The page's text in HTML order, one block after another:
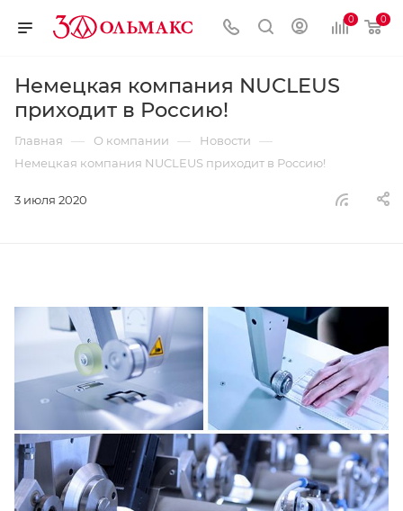
0 0
Немецкая компания NUCLEUS
приходит в Роcсию!
Главная — О компании — Новости —
Немецкая компания NUCLEUS приходит в Роcсию!
3 июля 2020